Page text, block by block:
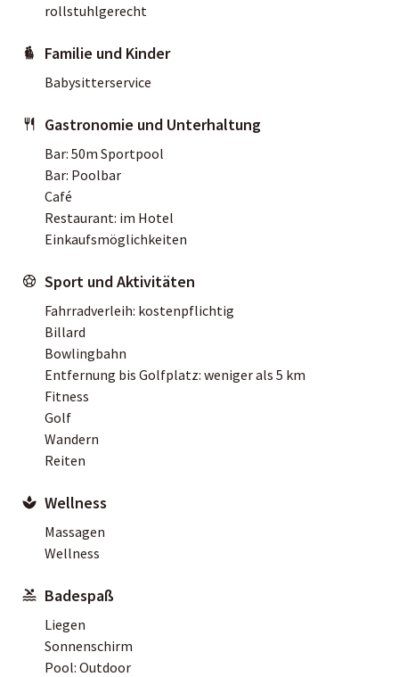
rollstuhlgerecht
Familie und Kinder
Babysitterservice
Gastronomie und Unterhaltung
Bar: 50m Sportpool
Bar: Poolbar
Café
Restaurant: im Hotel
Einkaufsmöglichkeiten
Sport und Aktivitäten
Fahrradverleih: kostenpflichtig
Billard
Bowlingbahn
Entfernung bis Golfplatz: weniger als 5 km
Fitness
Golf
Wandern
Reiten
Wellness
Massagen
Wellness
Badespaß
Liegen
Sonnenschirm
Pool: Outdoor